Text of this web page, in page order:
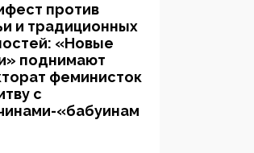
против
и традиционных
«Новые
поднимают
феминисток
с
«бабуинам